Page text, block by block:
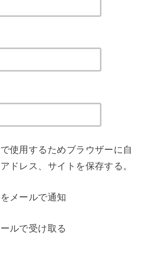
使用するためブラウザーに自
ドレス、サイトを保存する。
メールで通知
ルで受け取る